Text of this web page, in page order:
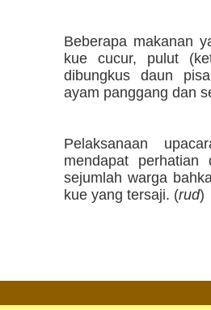
Beberapa makanan
kue cucur, pulut
dibungkus daun
ayam panggang dan
Pelaksanaan
mendapat perhatian
sejumlah warga
kue yang tersaji. (rud)